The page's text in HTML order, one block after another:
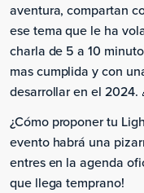
aventura, compartan
ese tema que le ha
charla de 5 a 10
mas cumplida y con
desarrollar en el 2024.
¿Cómo proponer tu
evento habrá una
entres en la agenda
que llega temprano!